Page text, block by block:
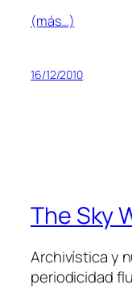
(más…)
16/12/2010
The Sky
Archivística y
periodicidad